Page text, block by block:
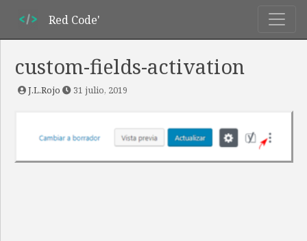
Red Code'
custom-fields-activation
J.L.Rojo 31 julio, 2019